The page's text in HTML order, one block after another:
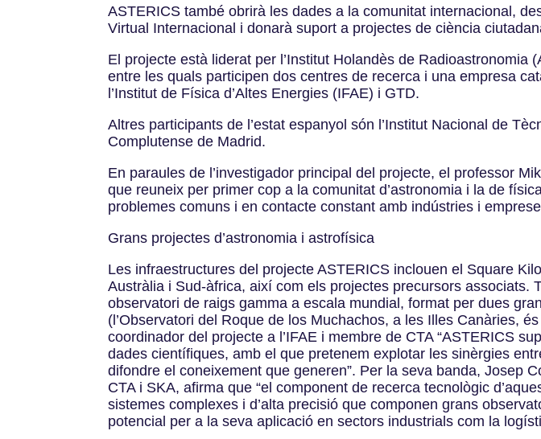
ASTERICS també obrirà les dades a la comunitat internacional,
Virtual Internacional i donarà suport a projectes de ciència
El projecte està liderat per l’Institut Holandès de
entre les quals participen dos centres de recerca i una empresa
l’Institut de Física d’Altes Energies (IFAE) i GTD.
Altres participants de l’estat espanyol són l’Institut Nacional de
Complutense de Madrid.
En paraules de l’investigador principal del projecte, el professor
que reuneix per primer cop a la comunitat d’astronomia i la de
problemes comuns i en contacte constant amb indústries i
Grans projectes d’astronomia i astrofísica
Les infraestructures del projecte ASTERICS inclouen el Square
Austràlia i Sud-àfrica, així com els projectes precursors associats.
observatori de raigs gamma a escala mundial, format per dues
(l’Observatori del Roque de los Muchachos, a les Illes Canàries,
coordinador del projecte a l’IFAE i membre de CTA “ASTERICS
dades científiques, amb el que pretenem explotar les sinèrgies
difondre el coneixement que generen”. Per la seva banda, Josep
CTA i SKA, afirma que “el component de recerca tecnològic
sistemes complexes i d’alta precisió que componen grans
potencial per a la seva aplicació en sectors industrials com la